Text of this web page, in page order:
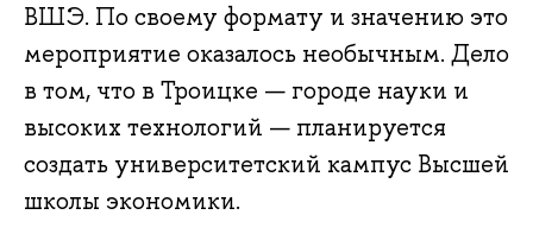
ВШЭ. По своему формату и значению это
мероприятие оказалось необычным. Дело
в том, что в Троицке — городе науки и
высоких технологий — планируется
создать университетский кампус Высшей
школы экономики.